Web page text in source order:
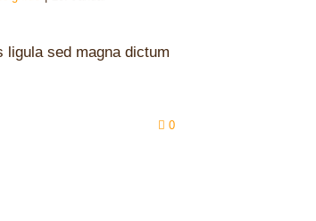
sed magna dictum
0